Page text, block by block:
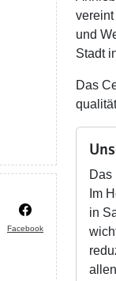
Facebook
und
Stadt
Das
Das
Im
in